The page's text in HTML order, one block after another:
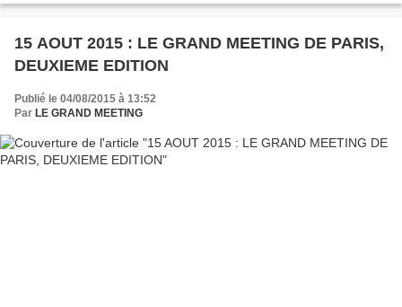
15 AOUT 2015 : LE GRAND MEETING DE PARIS,
DEUXIEME EDITION
Publié le 04/08/2015 à 13:52
Par LE GRAND MEETING